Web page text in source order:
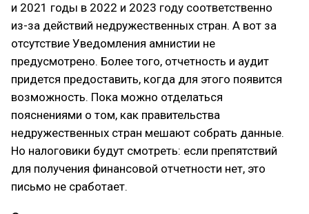
и 2021 годы в 2022 и 2023 году соответственно
из-за действий недружественных стран. А вот за
отсутствие Уведомления амнистии не
предусмотрено. Более того, отчетность и аудит
придется предоставить, когда для этого появится
возможность. Пока можно отделаться
пояснениями о том, как правительства
недружественных стран мешают собрать данные.
Но налоговики будут смотреть: если препятствий
для получения финансовой отчетности нет, это
письмо не сработает.